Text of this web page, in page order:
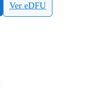
Ver eDFU